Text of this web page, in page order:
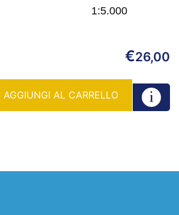
1:5.000
€26,00
AGGIUNGI AL CARRELLO